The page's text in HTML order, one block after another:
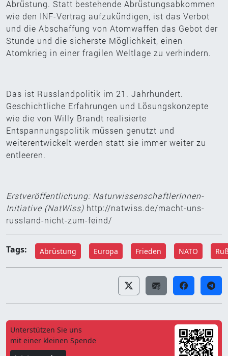
Abrüstung. Statt bestehende Abrüstungsabkommen
wie den INF-Vertrag aufzukündigen, ist das Verbot
und die Abschaffung von Atomwaffen das Gebot der
Stunde und die sicherste Möglichkeit, einen
Atomkrieg in einer fragilen Weltlage zu verhindern.
Das ist Russlandpolitik im 21. Jahrhundert.
Geschichtliche Erfahrungen und Lösungskonzepte
wie die von Willy Brandt realisierte
Entspannungspolitik müssen genutzt und
weiterentwickelt werden statt sie immer weiter zu
entleeren.
Erstveröffentlichung: NaturwissenschaftlerInnen-
Initiative (NatWiss) http://natwiss.de/macht-uns-
russland-nicht-zum-feind/
Tags: Abrüstung Europa Frieden NATO
Unterstützen Sie uns
mit einer kleinen Spende